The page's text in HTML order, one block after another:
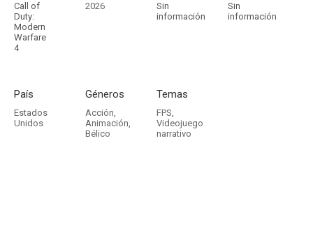
Call of
Duty:
Modern
Warfare
4
2026
Sin
información
Sin
información
País
Estados
Unidos
Géneros
Acción,
Animación,
Bélico
Temas
FPS,
Videojuego
narrativo